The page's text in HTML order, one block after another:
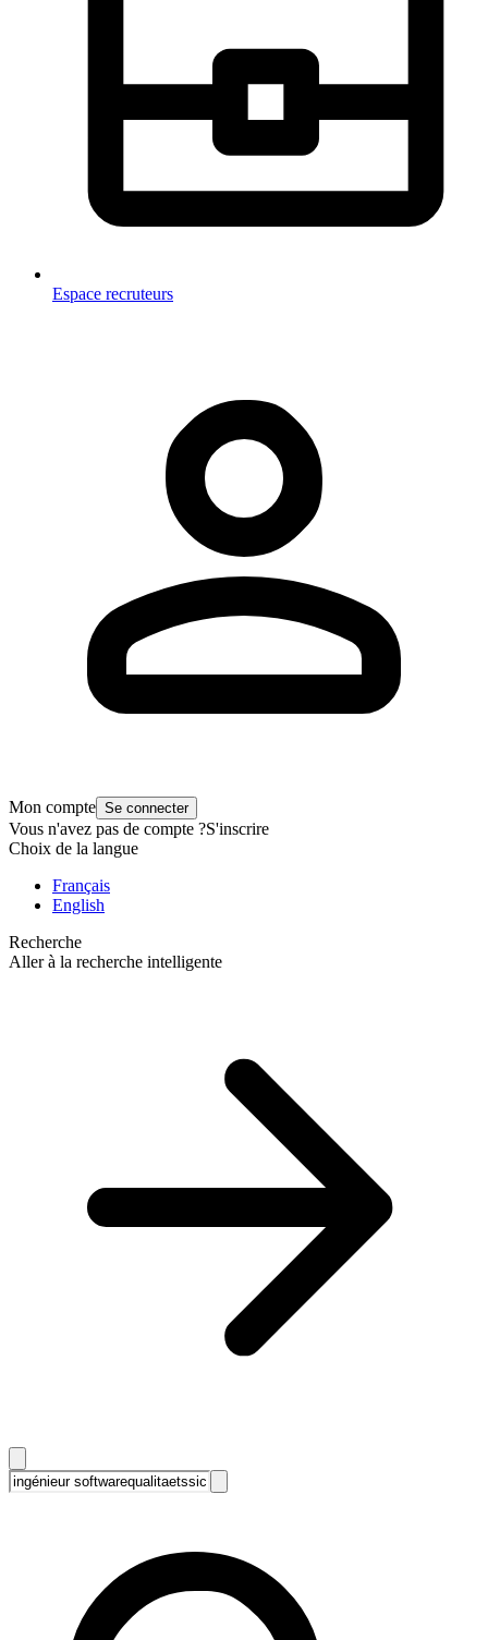
Espace recruteurs
Mon compte Se connecter
Vous n'avez pas de compte ?S'inscrire
Choix de la langue
Français
English
Recherche
Aller à la recherche intelligente